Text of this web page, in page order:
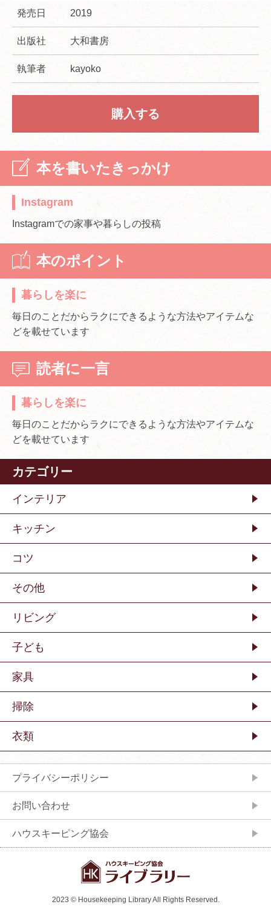
発売日 2019
出版社 大和書房
執筆者 kayoko
購入する
本を書いたきっかけ
Instagram
Instagramでの家事や暮らしの投稿
本のポイント
暮らしを楽に
毎日のことだからラクにできるような方法やアイテムな
どを載せています
読者に一言
暮らしを楽に
毎日のことだからラクにできるような方法やアイテムな
どを載せています
カテゴリー
インテリア
キッチン
コツ
その他
リビング
子ども
家具
掃除
衣類
プライバシーポリシー
お問い合わせ
ハウスキーピング協会
2023 © Housekeeping Library All Rights Reserved.